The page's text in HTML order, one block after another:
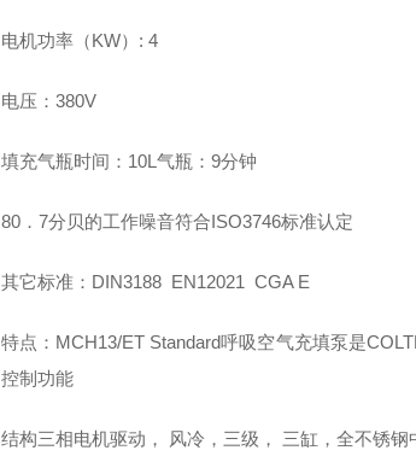
电机功率（KW）: 4
电压：380V
填充气瓶时间：10L气瓶：9分钟
80．7分贝的工作噪音符合ISO3746标准认定
其它标准：DIN3188 EN12021 CGA E
特点：MCH13/ET Standard呼吸空气充填泵是
控制功能
结构三相电机驱动， 风冷，三级， 三缸，全不锈钢